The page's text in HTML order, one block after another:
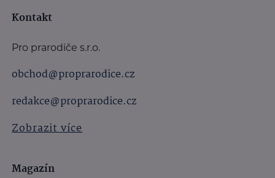
Kontakt
Pro prarodiče s.r.o.
obchod@proprarodice.cz
redakce@proprarodice.cz
Zobrazit více
Magazín